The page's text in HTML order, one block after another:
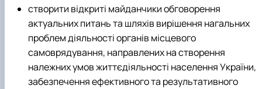
створити відкриті майданчики обговорення
актуальних питань та шляхів вирішення нагальних
проблем діяльності органів місцевого
самоврядування, направлених на створення
належних умов життєдіяльності населення України,
забезпечення ефективного та результативного